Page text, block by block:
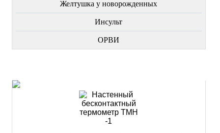
Желтушка у новорожденных
Инсульт
ОРВИ